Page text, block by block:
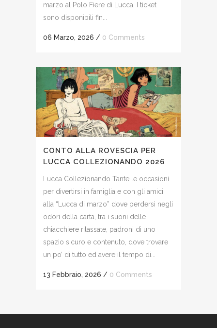
marzo al Polo Fiere di Lucca. I ticket
sono disponibili fin...
06 Marzo, 2026 / 0 Comments
CONTO ALLA ROVESCIA PER
LUCCA COLLEZIONANDO 2026
Lucca Collezionando Tante le occasioni
per divertirsi in famiglia e con gli amici
alla “Lucca di marzo” dove perdersi negli
odori della carta, tra i suoni delle
chiacchiere rilassate, padroni di uno
spazio sicuro e contenuto, dove trovare
un po’ di tutto ed avere il tempo di...
13 Febbraio, 2026 / 0 Comments